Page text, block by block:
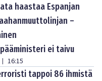
haastaa Espanjan
–
ei taivu
| 16:15
tappoi 86 ihmistä